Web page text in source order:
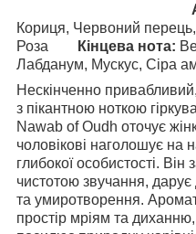
Кориця, Червоний
Роза
Кінцева нота:
Лабданум, Мускус, Сіра
Нескінченно
з пікантною ноткою
Nawab of Oudh оточує
чоловікові наголошує на
глибокої особистості. Він
чистотою звучання, дарує
та умиротворення.
простір мріям та